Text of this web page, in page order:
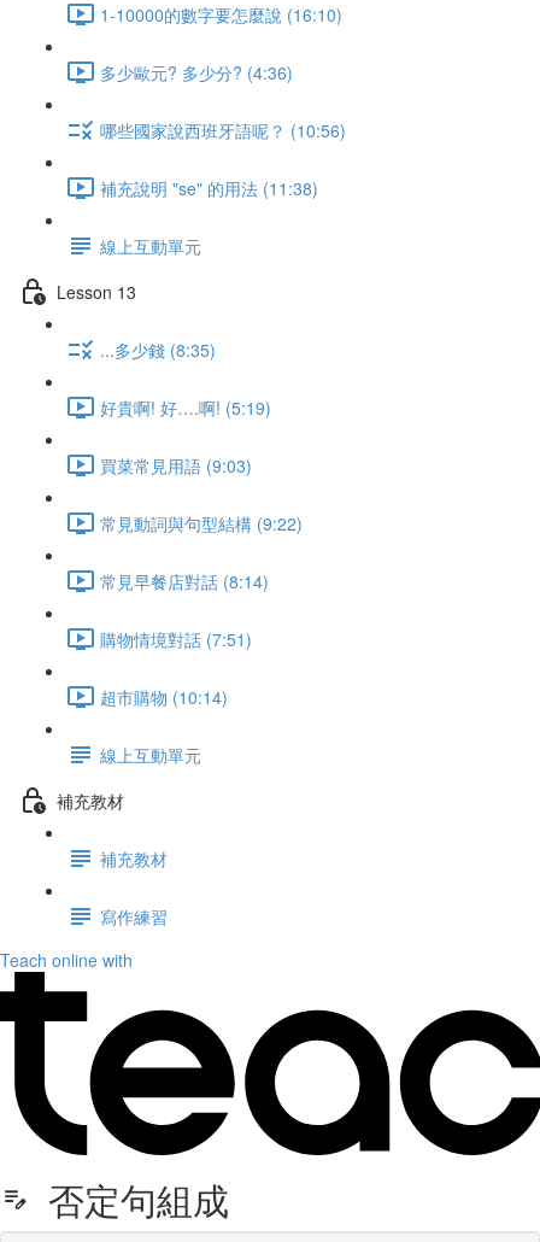
1-10000的數字要怎麼說 (16:10)
多少歐元? 多少分? (4:36)
哪些國家說西班牙語呢？ (10:56)
補充說明 "se" 的用法 (11:38)
線上互動單元
Lesson 13
...多少錢 (8:35)
好貴啊! 好….啊! (5:19)
買菜常見用語 (9:03)
常見動詞與句型結構 (9:22)
常見早餐店對話 (8:14)
購物情境對話 (7:51)
超市購物 (10:14)
線上互動單元
補充教材
補充教材
寫作練習
Teach online with
否定句組成